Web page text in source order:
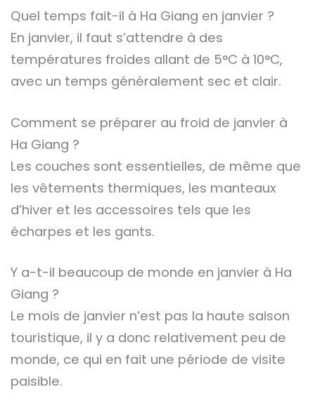
Quel temps fait-il à Ha Giang en janvier ?
En janvier, il faut s’attendre à des
températures froides allant de 5°C à 10°C,
avec un temps généralement sec et clair.
Comment se préparer au froid de janvier à
Ha Giang ?
Les couches sont essentielles, de même que
les vêtements thermiques, les manteaux
d’hiver et les accessoires tels que les
écharpes et les gants.
Y a-t-il beaucoup de monde en janvier à Ha
Giang ?
Le mois de janvier n’est pas la haute saison
touristique, il y a donc relativement peu de
monde, ce qui en fait une période de visite
paisible.